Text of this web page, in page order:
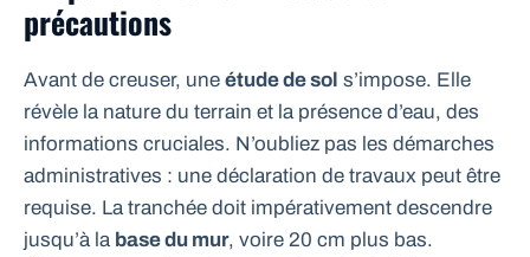
précautions
Avant de creuser, une étude de sol s’impose. Elle
révèle la nature du terrain et la présence d’eau, des
informations cruciales. N’oubliez pas les démarches
administratives : une déclaration de travaux peut être
requise. La tranchée doit impérativement descendre
jusqu’à la base du mur, voire 20 cm plus bas.